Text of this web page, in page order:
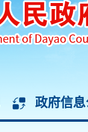
政府信